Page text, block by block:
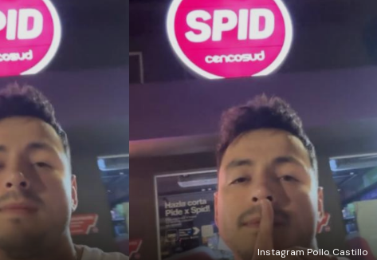
Instagram Pollo Castillo